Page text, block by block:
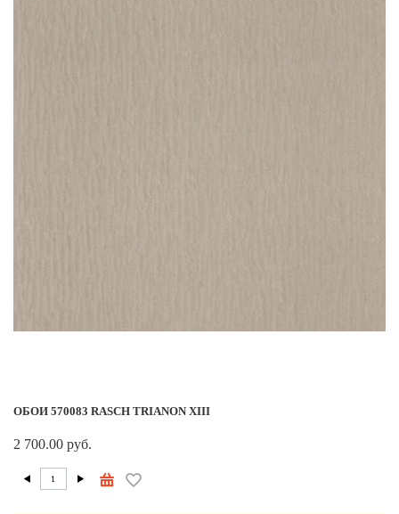
ОБОИ 570083 RASCH TRIANON XIII
2 700.00 руб.